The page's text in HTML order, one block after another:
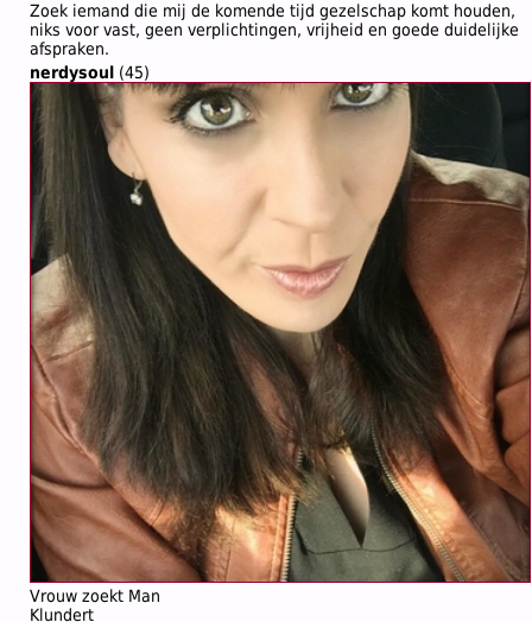
Zoek iemand die mij de komende tijd gezelschap komt houden,
niks voor vast, geen verplichtingen, vrijheid en goede duidelijke
afspraken.
nerdysoul (45)
Vrouw zoekt Man
Klundert